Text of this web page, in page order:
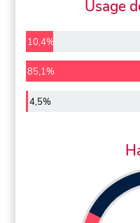
Usage
10,4%
85,1%
4,5%